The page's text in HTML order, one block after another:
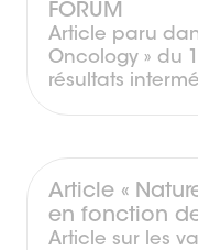
FORUM
Article paru
Oncology » du
résultats
Article «
en fonction
Article sur les